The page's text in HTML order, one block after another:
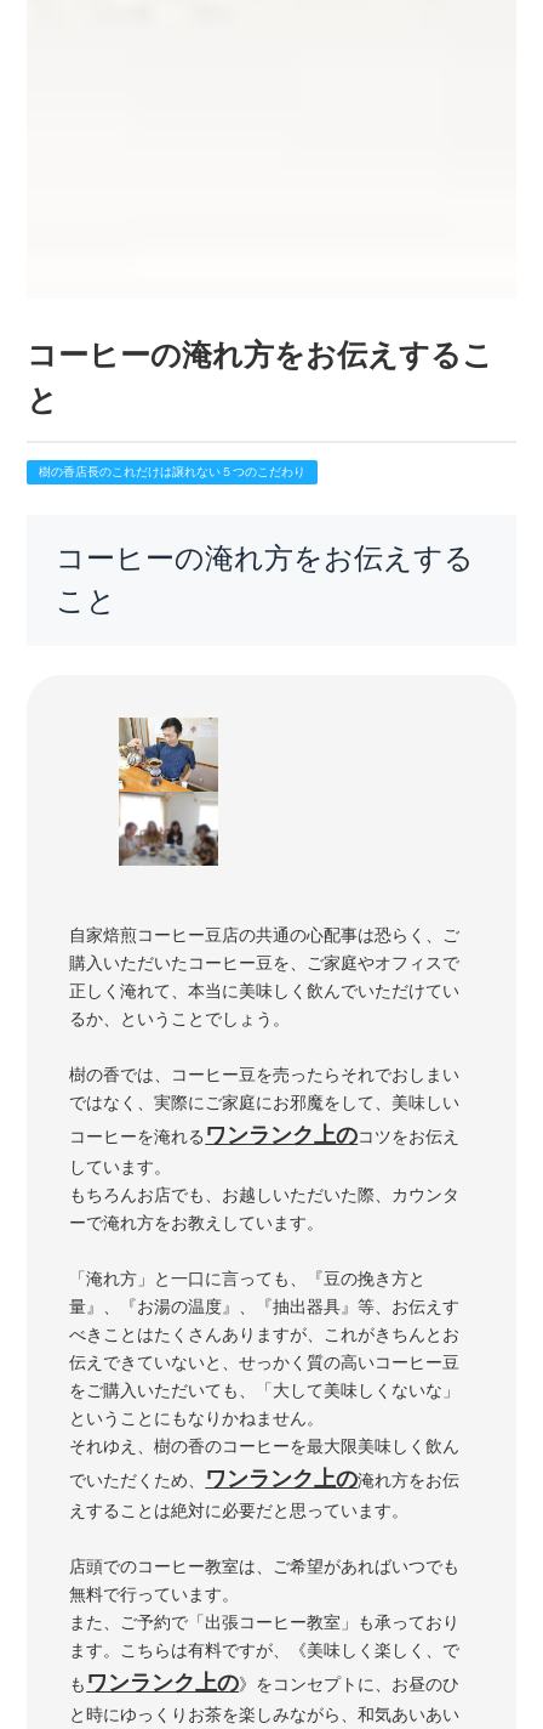
コーヒーの淹れ方をお伝えするこ
と
樹の香店長のこれだけは譲れない５つのこだわり
コーヒーの淹れ方をお伝えする
こと
自家焙煎コーヒー豆店の共通の心配事は恐らく、ご
購入いただいたコーヒー豆を、ご家庭やオフィスで
正しく淹れて、本当に美味しく飲んでいただけてい
るか、ということでしょう。
樹の香では、コーヒー豆を売ったらそれでおしまい
ではなく、実際にご家庭にお邪魔をして、美味しい
コーヒーを淹れる ワンランク上のコツをお伝え
しています。
もちろんお店でも、お越しいただいた際、カウンタ
ーで淹れ方をお教えしています。
「淹れ方」と一口に言っても、『豆の挽き方と
量』、『お湯の温度』、『抽出器具』等、お伝えす
べきことはたくさんありますが、これがきちんとお
伝えできていないと、せっかく質の高いコーヒー豆
をご購入いただいても、「大して美味しくないな」
ということにもなりかねません。
それゆえ、樹の香のコーヒーを最大限美味しく飲ん
でいただくため、
ワンランク上の淹れ方をお伝
えすることは絶対に必要だと思っています。
店頭でのコーヒー教室は、ご希望があればいつでも
無料で行っています。
また、ご予約で「出張コーヒー教室」も承っており
ます。こちらは有料ですが、《美味しく楽しく、で
も ワンランク上の》をコンセプトに、お昼のひ
と時にゆっくりお茶を楽しみながら、和気あいあい